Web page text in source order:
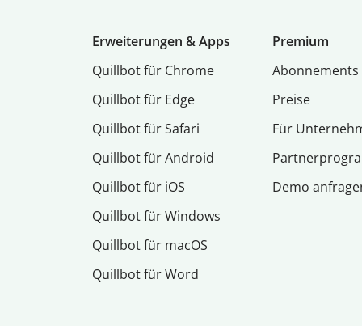
Erweiterungen & Apps
Quillbot für Chrome
Quillbot für Edge
Quillbot für Safari
Quillbot für Android
Quillbot für iOS
Quillbot für Windows
Quillbot für macOS
Quillbot für Word
Premium
Abon­ne­ments
Preise
Für
Demo